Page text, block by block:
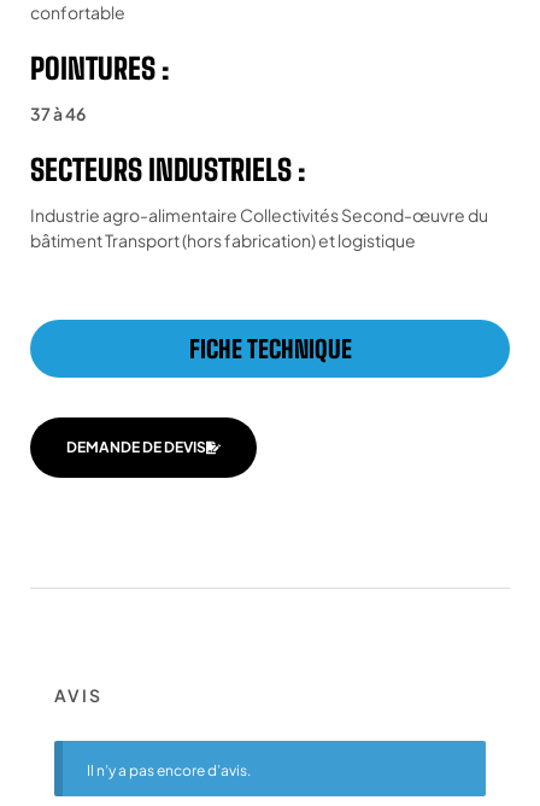
confortable
POINTURES :
37 à 46
SECTEURS INDUSTRIELS :
Industrie agro-alimentaire Collectivités Second-œuvre du
bâtiment Transport (hors fabrication) et logistique
FICHE TECHNIQUE
DEMANDE DE DEVIS
AVIS
Il n’y a pas encore d’avis.